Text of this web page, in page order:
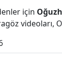
için